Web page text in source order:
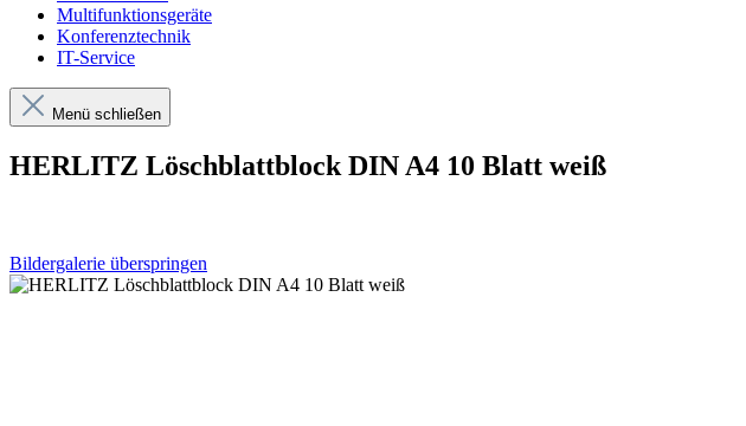
Multifunktionsgeräte
Konferenztechnik
IT-Service
Menü schließen
HERLITZ Löschblattblock DIN A4 10 Blatt weiß
Bildergalerie überspringen